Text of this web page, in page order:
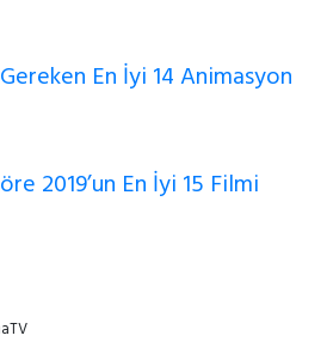
En İyi 14 Animasyon
2019’un En İyi 15 Filmi